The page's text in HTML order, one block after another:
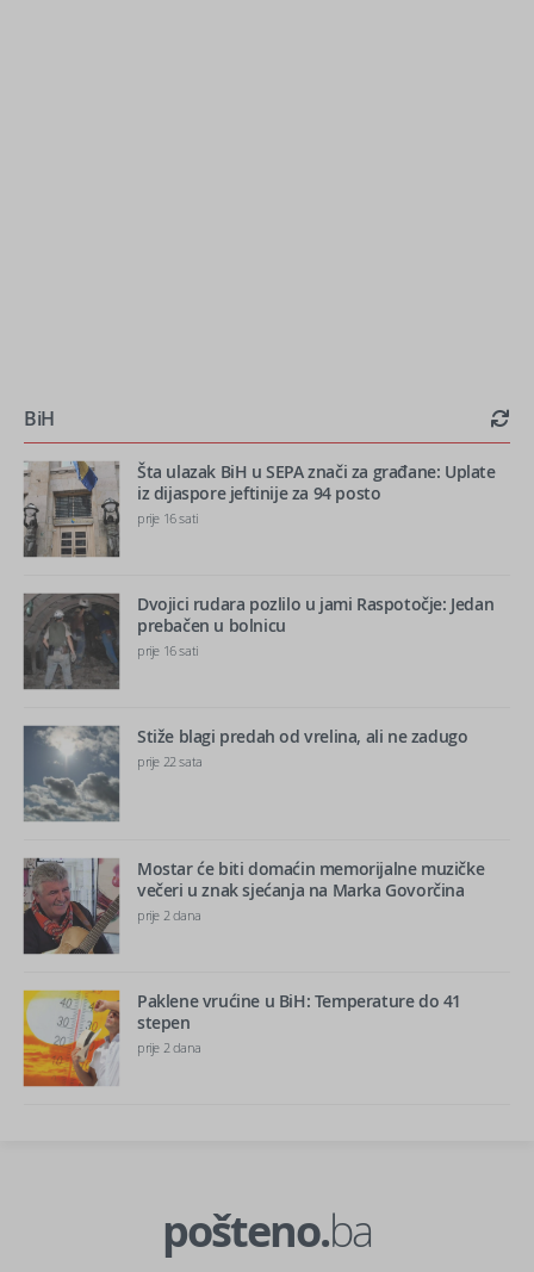
BiH
Šta ulazak BiH u SEPA znači za građane: Uplate
iz dijaspore jeftinije za 94 posto
prije 16 sati
Dvojici rudara pozlilo u jami Raspotočje: Jedan
prebačen u bolnicu
prije 16 sati
Stiže blagi predah od vrelina, ali ne zadugo
prije 22 sata
Mostar će biti domaćin memorijalne muzičke
večeri u znak sjećanja na Marka Govorčina
prije 2 dana
Paklene vrućine u BiH: Temperature do 41
stepen
prije 2 dana
pošteno.ba